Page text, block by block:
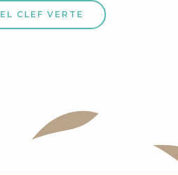
CLEF VERTE